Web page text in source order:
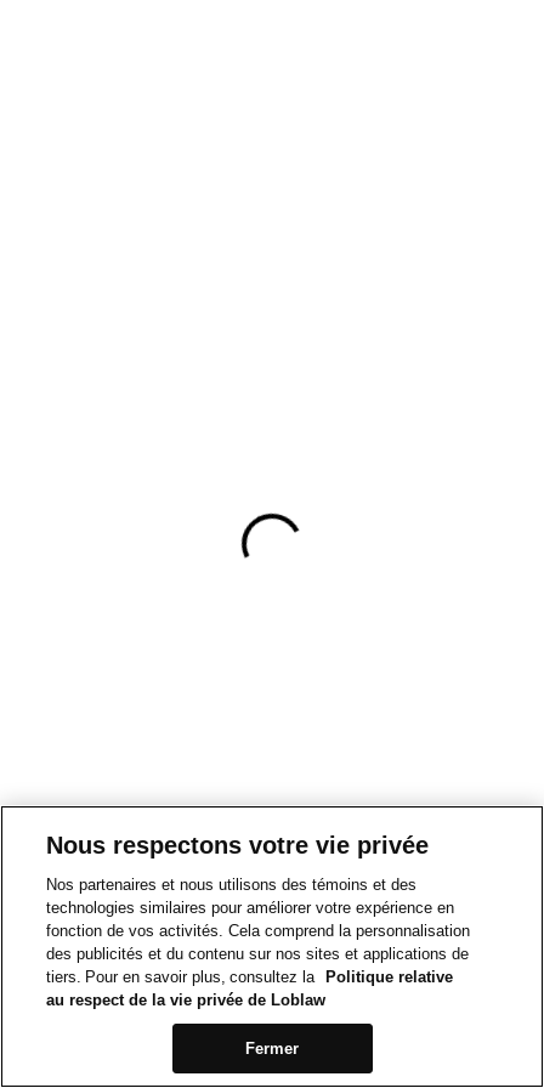
Nous respectons votre vie privée
Nos partenaires et nous utilisons des témoins et des
technologies similaires pour améliorer votre expérience en
fonction de vos activités. Cela comprend la personnalisation
des publicités et du contenu sur nos sites et applications de
tiers. Pour en savoir plus, consultez la
Politique relative
au respect de la vie privée de Loblaw
Fermer